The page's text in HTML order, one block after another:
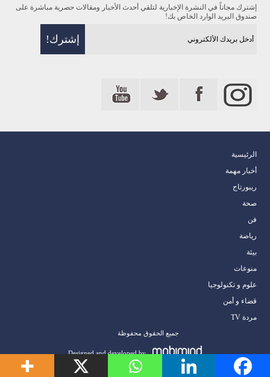
إشترك مجاناً في النشرة الإخبارية لتلقي أحدث الأخبار ومقالات حصرية مباشرة على
صندوق البريد الوارد الخاص بك!
الرئيسية
أخبار مهمة
ريبورتاج
صحة
فن
رياضة
بيئة
منوعات
علوم و تكنولوجيا
قضاء و أمن
مردة TV
جميع الحقوق محفوظة
Designed and developed by